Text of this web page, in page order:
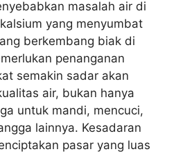
masalah air di
yang menyumbat
berkembang biak di
penanganan
semakin sadar akan
air, bukan hanya
untuk mandi, mencuci,
lainnya. Kesadaran
pasar yang luas